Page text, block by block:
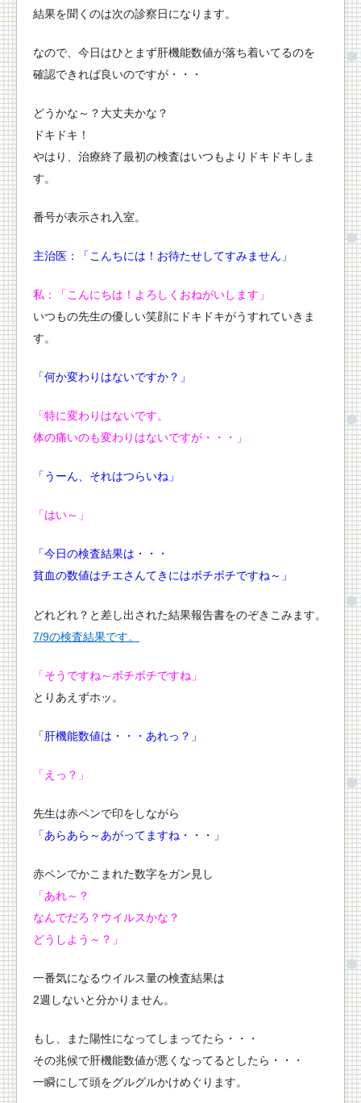
結果を聞くのは次の診察日になります。
なので、 今日はひとまず肝機能数値が落ち着いてるのを
確認できれば良いのですが・・・
どうかな～？大丈夫かな？
ドキドキ！
やはり、 治療終了最初の検査はいつもよりドキドキしま
す。
番号が表示され入室。
主治医：「こんちには！お待たせしてすみません」
私：「こんにちは！よろしくおねがいします」
いつもの先生の優しい笑顔にドキドキがうすれていきま
す。
「何か変わりはないですか？」
「特に変わりはないです。
体の痛いのも変わりはないですが・・・」
「うーん、それはつらいね」
「はい～」
「今日の検査結果は・・・
貧血の数値はチエさんてきにはボチボチですね～」
どれどれ？と差し出された結果報告書をのぞきこみます。
7/9の検査結果です。
「そうですね～ボチボチですね」
とりあえずホッ。
「肝機能数値は・・・あれっ？」
「えっ？」
先生は赤ペンで印をしながら
「あらあら～あがってますね・・・」
赤ペンでかこまれた数字をガン見し
「あれ～？
なんでだろ？ウイルスかな？
どうしよう～？」
一番気になるウイルス量の検査結果は
2週しないと分かりません。
もし、また陽性になってしまってたら・・・
その兆候で肝機能数値が悪くなってるとしたら・・・
一瞬にして頭をグルグルかけめぐります。